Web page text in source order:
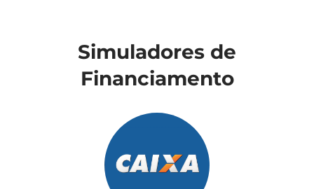
Simuladores de
Financiamento